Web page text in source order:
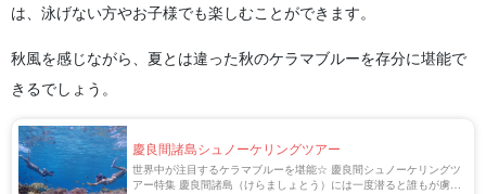
は、泳げない方やお子様でも楽しむことができます。
秋風を感じながら、夏とは違った秋のケラマブルーを存分に堪能で
きるでしょう。
慶良間諸島シュノーケリングツアー
世界中が注目するケラマブルーを堪能☆ 慶良間シュノーケリングツ
アー特集 慶良間諸島（けらましょとう）には一度潜ると誰もが虜に